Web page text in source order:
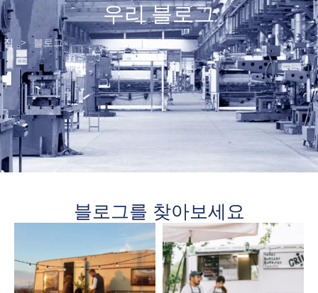
우리 블로그
집 > 블로그
블로그를 찾아보세요